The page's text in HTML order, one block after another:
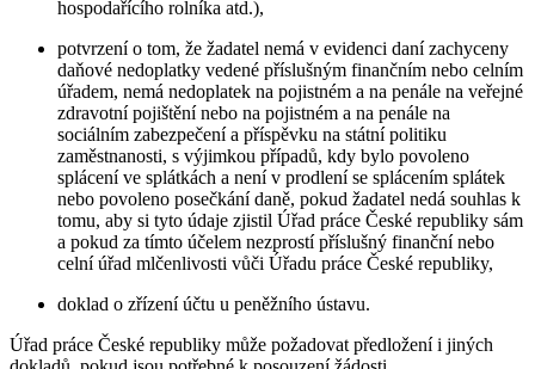
hospodařícího rolníka atd.),
potvrzení o tom, že žadatel nemá v evidenci daní zachyceny
daňové nedoplatky vedené příslušným finančním nebo celním
úřadem, nemá nedoplatek na pojistném a na penále na veřejné
zdravotní pojištění nebo na pojistném a na penále na
sociálním zabezpečení a příspěvku na státní politiku
zaměstnanosti, s výjimkou případů, kdy bylo povoleno
splácení ve splátkách a není v prodlení se splácením splátek
nebo povoleno posečkání daně, pokud žadatel nedá souhlas k
tomu, aby si tyto údaje zjistil Úřad práce České republiky sám
a pokud za tímto účelem nezprostí příslušný finanční nebo
celní úřad mlčenlivosti vůči Úřadu práce České republiky,
doklad o zřízení účtu u peněžního ústavu.
Úřad práce České republiky může požadovat předložení i jiných